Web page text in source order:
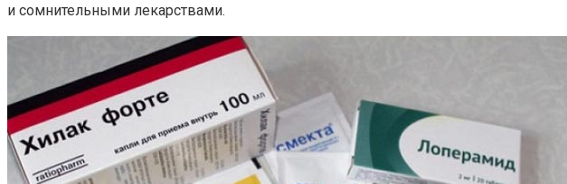
и сомнительными лекарствами.